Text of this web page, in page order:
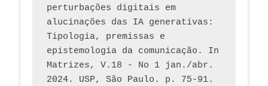
perturbações digitais em
alucinações das IA generativas:
Tipologia, premissas e
epistemologia da comunicação. In
Matrizes, V.18 - No 1 jan./abr.
2024. USP, São Paulo. p. 75-91.